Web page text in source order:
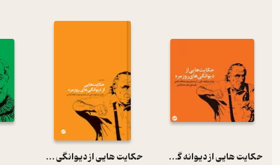
حکایت هایی از دیوانه گی روزمره حکایت هایی از دیوانگی های روزمره